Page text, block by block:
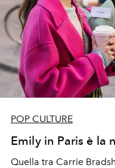
POP CULTURE
Emily in Paris è la
Quella tra Carrie